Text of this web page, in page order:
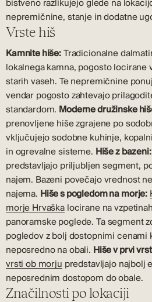
bistveno razlikujejo glede na
nepremičnine, stanje in dodatne
Vrste hiš
Kamnite hiše:Tradicionalne
lokalnega kamna, pogosto locirane
starih vaseh. Te nepremičnine
vendar pogosto zahtevajo
standardom. Moderne družinske
prenovljene hiše zgrajene po
vključujejo sodobne kuhinje,
in ogrevalne sisteme. Hiše z bazeni:
predstavljajo priljubljen segment,
najem. Bazeni povečajo vrednost
najema. Hiše s pogledom na morje:
morje Hrvaška locirane na
panoramske poglede. Ta segment
pogledov z bolj dostopnimi
neposredno na obali. Hiše v prvi
vrsti ob morju predstavljajo najbolj
neposrednim dostopom do obale.
Značilnosti po lokaciji